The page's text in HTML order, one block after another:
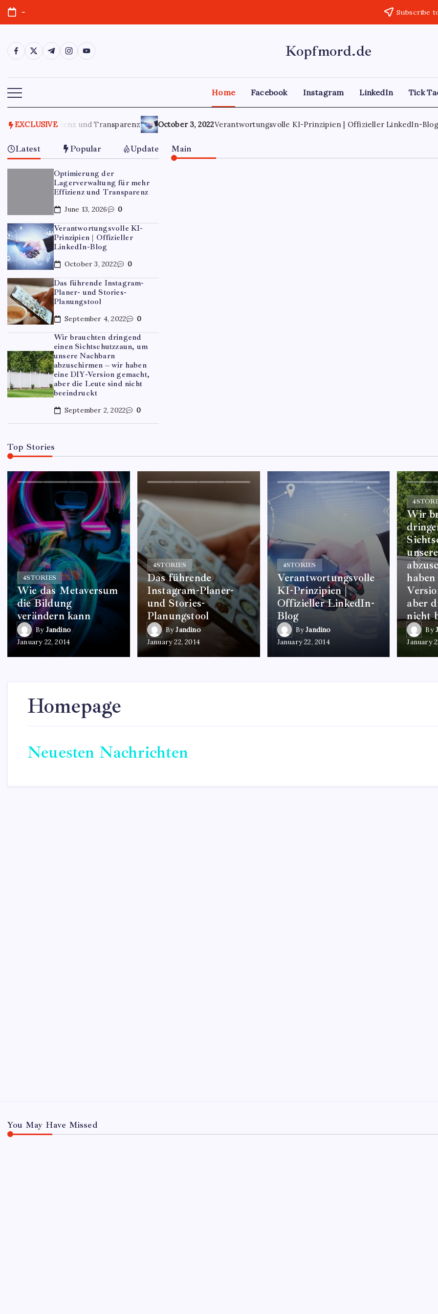
- Subscribe
Kopfmord.de
Home Facebook Instagram LinkedIn Tick
EXCLUSIVE
Effizienz und Transparenz October 3, 2022Verantwortungsvolle KI-Prinzipien | Offizieller LinkedIn-Blog
Latest Popular Update
Optimierung der
Lagerverwaltung für mehr
Effizienz und Transparenz
June 13, 2026 0
Verantwortungsvolle KI-
Prinzipien | Offizieller
LinkedIn-Blog
October 3, 2022 0
Das führende Instagram-
Planer- und Stories-
Planungstool
September 4, 2022 0
Wir brauchten dringend
einen Sichtschutzzaun, um
unsere Nachbarn
abzuschirmen – wir haben
eine DIY-Version gemacht,
aber die Leute sind nicht
beeindruckt
September 2, 2022 0
Main
Top Stories
4STORIES
Wie das Metaversum
die Bildung
verändern kann
By Jandino
January 22, 2014
4STORIES
Das führende
Instagram-Planer-
und Stories-
Planungstool
By Jandino
January 22, 2014
4STORIES
Verantwortungsvolle
KI-Prinzipien |
Offizieller LinkedIn-
Blog
By Jandino
January 22, 2014
4
Wir
aber
nicht
By
January
Homepage
Neuesten Nachrichten
You May Have Missed